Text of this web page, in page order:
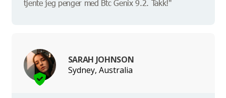
tjente jeg penger med Btc Genix 9.2. Takk!"
SARAH JOHNSON
Sydney, Australia